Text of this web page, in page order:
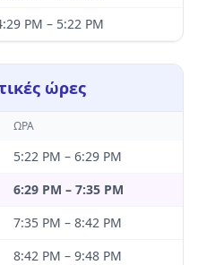
PM – 5:22 PM
ώρες
ΏΡΑ
5:22 PM – 6:29 PM
6:29 PM – 7:35 PM
7:35 PM – 8:42 PM
8:42 PM – 9:48 PM